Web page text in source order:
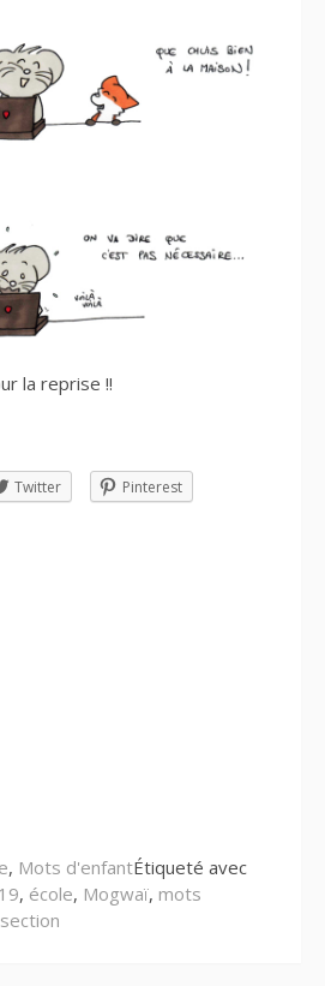
la reprise !!
Twitter
Pinterest
, Mots d'enfantÉtiqueté avec
, école, Mogwaï, mots